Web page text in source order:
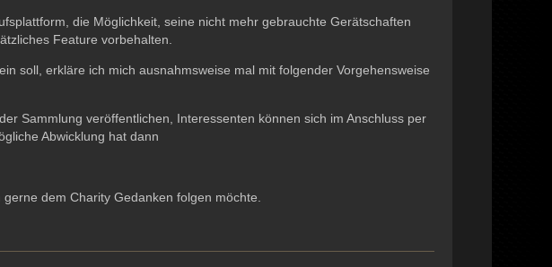
die Möglichkeit, seine nicht mehr gebrauchte Gerätschaften
Feature vorbehalten.
soll, erkläre ich mich ausnahmsweise mal mit folgender Vorgehensweise
Sammlung veröffentlichen, Interessenten können sich im Anschluss per
Abwicklung hat dann
dem Charity Gedanken folgen möchte.